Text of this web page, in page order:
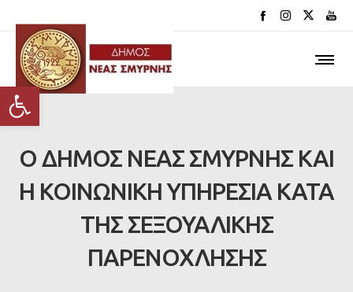
Ανοίξτε τη γραμμή εργαλείων
Ο ΔΗΜΟΣ ΝΕΑΣ ΣΜΥΡΝΗΣ ΚΑΙ
Η ΚΟΙΝΩΝΙΚΗ ΥΠΗΡΕΣΙΑ ΚΑΤΑ
ΤΗΣ ΣΕΞΟΥΑΛΙΚΗΣ
ΠΑΡΕΝΟΧΛΗΣΗΣ